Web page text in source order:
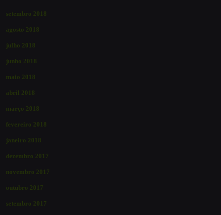
setembro 2018
agosto 2018
julho 2018
junho 2018
maio 2018
abril 2018
março 2018
fevereiro 2018
janeiro 2018
dezembro 2017
novembro 2017
outubro 2017
setembro 2017